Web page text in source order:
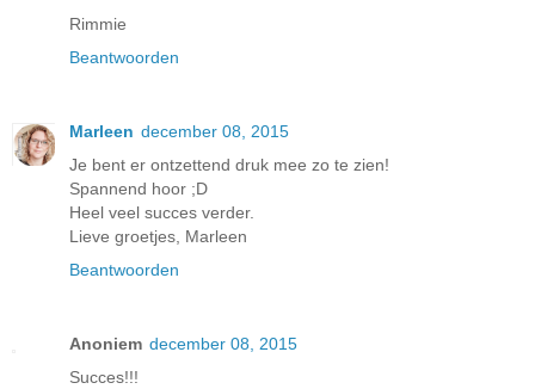
Rimmie
Beantwoorden
Marleen december 08, 2015
Je bent er ontzettend druk mee zo te zien!
Spannend hoor ;D
Heel veel succes verder.
Lieve groetjes, Marleen
Beantwoorden
Anoniem december 08, 2015
Succes!!!